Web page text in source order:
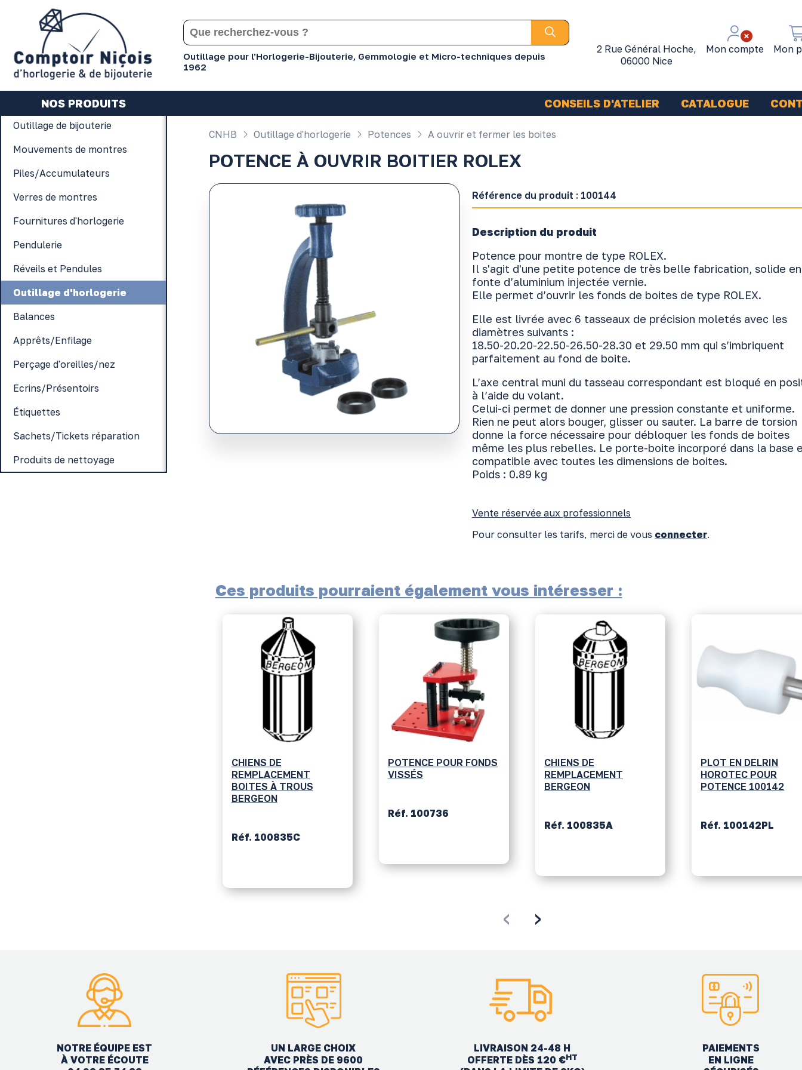
Outillage pour l'Horlogerie-Bijouterie, Gemmologie et Micro-techniques depuis
1962
2 Rue Général Hoche,
06000 Nice
Mon compte Mon
NOS PRODUITS CONSEILS D'ATELIER CATALOGUE
Outillage de bijouterie
Mouvements de montres
Piles/Accumulateurs
Verres de montres
Fournitures d'horlogerie
Pendulerie
Réveils et Pendules
Outillage d'horlogerie
Balances
Apprêts/Enfilage
Perçage d'oreilles/nez
Ecrins/Présentoirs
Étiquettes
Sachets/Tickets réparation
Produits de nettoyage
CNHB Outillage d'horlogerie Potences A ouvrir et fermer les boites
POTENCE À OUVRIR BOITIER ROLEX
Référence du produit : 100144
Description du produit
Potence pour montre de type ROLEX.
Il s'agit d'une petite potence de très belle fabrication, solide en
fonte d’aluminium injectée vernie.
Elle permet d’ouvrir les fonds de boites de type ROLEX.
Elle est livrée avec 6 tasseaux de précision moletés avec les
diamètres suivants :
18.50-20.20-22.50-26.50-28.30 et 29.50 mm qui s’imbriquent
parfaitement au fond de boite.
L’axe central muni du tasseau correspondant est bloqué en
à l’aide du volant.
Celui-ci permet de donner une pression constante et uniforme.
Rien ne peut alors bouger, glisser ou sauter. La barre de torsion
donne la force nécessaire pour débloquer les fonds de boites
même les plus rebelles. Le porte-boite incorporé dans la base
compatible avec toutes les dimensions de boites.
Poids : 0.89 kg
Vente réservée aux professionnels
Pour consulter les tarifs, merci de vous connecter.
Ces produits pourraient également vous intéresser :
CHIENS DE
REMPLACEMENT
BOITES À TROUS
BERGEON
Réf. 100835C
POTENCE POUR FONDS
VISSÉS
Réf. 100736
CHIENS DE
REMPLACEMENT
BERGEON
Réf. 100835A
PLOT EN DELRIN
HOROTEC POUR
POTENCE 100142
Réf. 100142PL
‹ ›
NOTRE ÉQUIPE EST
À VOTRE ÉCOUTE
UN LARGE CHOIX
AVEC PRÈS DE 9600
LIVRAISON 24-48 H
OFFERTE DÈS 120 €HT
PAIEMENTS
EN LIGNE
Gérer les préférences en matière de cookies